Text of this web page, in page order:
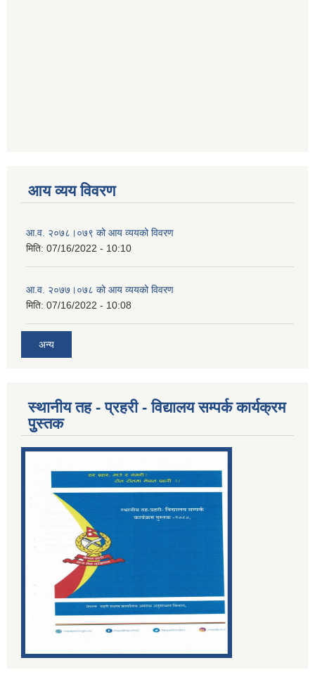
आय व्यय विवरण
आ.व. २०७८।०७९ को आय व्ययको विवरण
मिति: 07/16/2022 - 10:10
आ.व. २०७७।०७८ को आय व्ययको विवरण
मिति: 07/16/2022 - 10:08
अन्य
स्थानीय तह - प्रहरी - विद्यालय सम्पर्क कार्यक्रम
पुुस्तक